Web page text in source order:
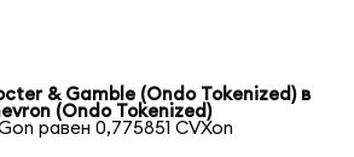
& Gamble (Ondo Tokenized) в
(Ondo Tokenized)
равен 0,775851 CVXon